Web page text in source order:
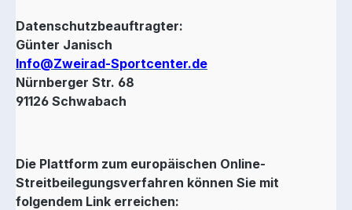
Datenschutzbeauftragter:
Günter Janisch
Info@Zweirad-Sportcenter.de
Nürnberger Str. 68
91126 Schwabach
Die Plattform zum europäischen Online-
Streitbeilegungsverfahren können Sie mit
folgendem Link erreichen: